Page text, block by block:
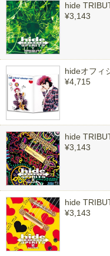
hide
¥3,143
hideオフィ
¥4,715
hide
¥3,143
hide
¥3,143